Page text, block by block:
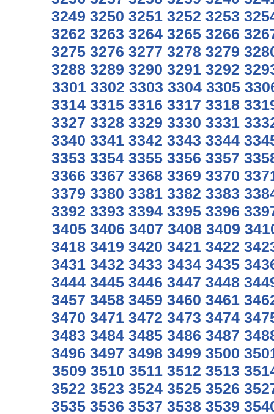
3249 3250 3251 3252 3253
3262 3263 3264 3265 3266
3275 3276 3277 3278 3279
3288 3289 3290 3291 3292
3301 3302 3303 3304 3305
3314 3315 3316 3317 3318
3327 3328 3329 3330 3331
3340 3341 3342 3343 3344
3353 3354 3355 3356 3357
3366 3367 3368 3369 3370
3379 3380 3381 3382 3383
3392 3393 3394 3395 3396
3405 3406 3407 3408 3409
3418 3419 3420 3421 3422
3431 3432 3433 3434 3435
3444 3445 3446 3447 3448
3457 3458 3459 3460 3461
3470 3471 3472 3473 3474
3483 3484 3485 3486 3487
3496 3497 3498 3499 3500
3509 3510 3511 3512 3513
3522 3523 3524 3525 3526
3535 3536 3537 3538 3539